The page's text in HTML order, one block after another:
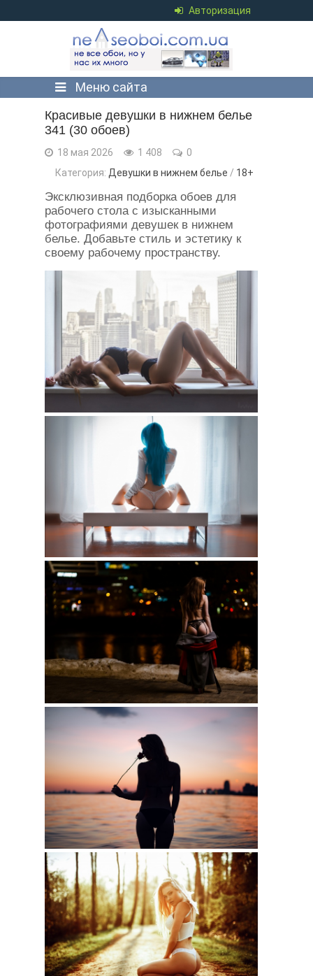
Авторизация
Меню сайта
Красивые девушки в нижнем белье
341 (30 обоев)
18 мая 2026 1 408
0
Категория: Девушки в нижнем белье / 18+
Эксклюзивная подборка обоев для
рабочего стола с изысканными
фотографиями девушек в нижнем
белье. Добавьте стиль и эстетику к
своему рабочему пространству.